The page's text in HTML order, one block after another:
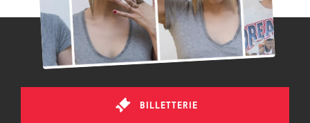
BILLETTERIE